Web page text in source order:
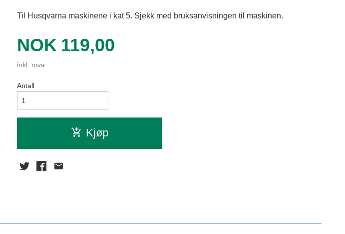
Til Husqvarna maskinene i kat 5. Sjekk med bruksanvisningen til maskinen.
Pris
NOK 119,00
inkl. mva.
Antall
Kjøp